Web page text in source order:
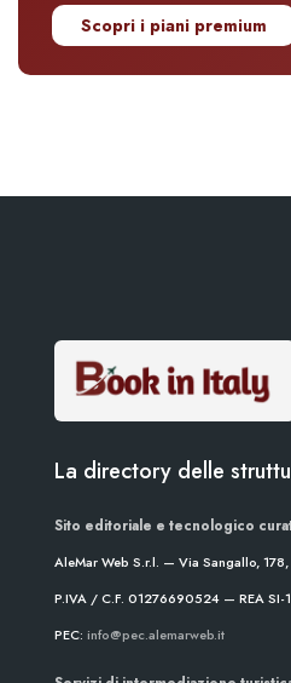
Scopri i piani premium
La directory delle
Sito editoriale e tecnologico
AleMar Web S.r.l. — Via Sangallo,
P.IVA / C.F. 01276690524 — REA SI-
PEC: info@pec.alemarweb.it